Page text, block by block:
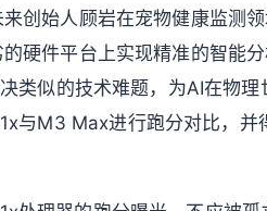
创始人顾岩在宠物健康监测
硬件平台上实现精准的智能
类似的技术难题，为AI在物
与M3 Max进行跑分对比，并